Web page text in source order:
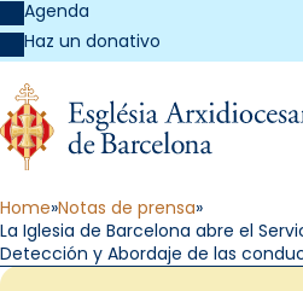
Agenda
Haz un donativo
Home Notas de prensa
La Iglesia de Barcelona abre el
Detección y Abordaje de las